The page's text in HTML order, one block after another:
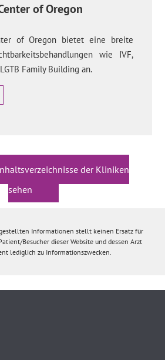
of Oregon
of Oregon bietet eine breite
wie IVF,
Family Building an.
der Kliniken
sehen
Informationen stellt keinen Ersatz für
Besucher dieser Website und dessen Arzt
lediglich zu Informationszwecken.